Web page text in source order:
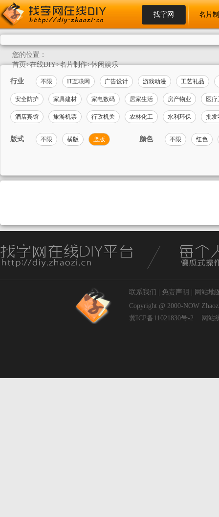
找字网 名片
您的位置：
首页>在线DIY>名片制作>休闲娱乐
行业 不限 IT互联网 广告设计 游戏动漫 工艺礼品
安全防护 家具建材 家电数码 居家生活 房产物业 医
酒店宾馆 旅游机票 行政机关 农林化工 水利环保 批发
版式 不限 横版 竖版 颜色 不限 红色
联系我们 免责声明
网站地
Copyright @ 2000-NOW
冀ICP备11021830号-2
网站